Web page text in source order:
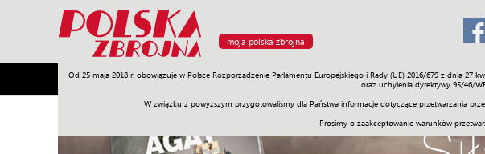
moja polska zbrojna
Od 25 maja 2018 r. obowiązuje w Polsce Rozporządzenie Parlamentu Europejskiego i Rady (UE) 2016/679 z dnia
oraz uchylenia dyrektywy 95/46/
W związku z powyższym przygotowaliśmy dla Państwa informacje dotyczące przetwarzania
Prosimy o zaakceptowanie warunków
Armia Poligon Sprzęt Misje Polityka Prawo Świat Społeczność